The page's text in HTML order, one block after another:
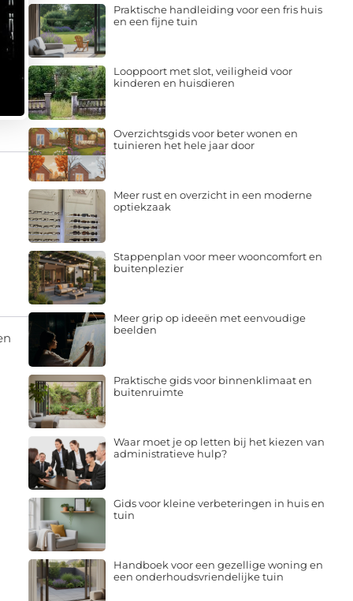
Praktische handleiding voor een fris huis
en een fijne tuin
Looppoort met slot, veiligheid voor
kinderen en huisdieren
Overzichtsgids voor beter wonen en
tuinieren het hele jaar door
Meer rust en overzicht in een moderne
optiekzaak
Stappenplan voor meer wooncomfort en
buitenplezier
Meer grip op ideeën met eenvoudige
beelden
Praktische gids voor binnenklimaat en
buitenruimte
Waar moet je op letten bij het kiezen van
administratieve hulp?
Gids voor kleine verbeteringen in huis en
tuin
Handboek voor een gezellige woning en
een onderhoudsvriendelijke tuin